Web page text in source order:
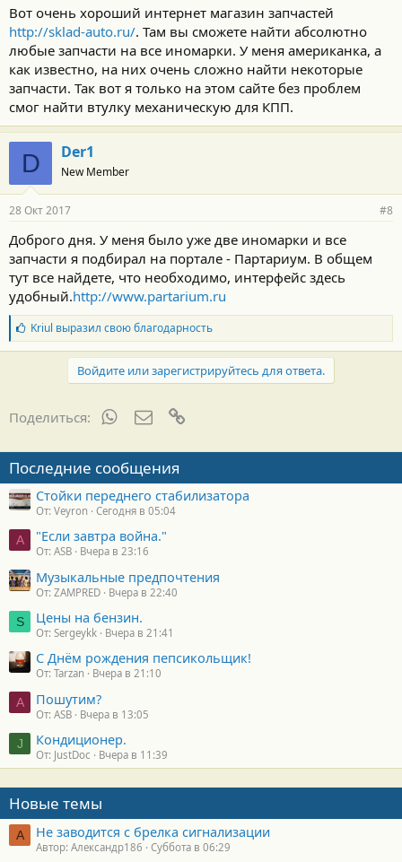
Вот очень хороший интернет магазин запчастей
http://sklad-auto.ru/. Там вы сможете найти абсолютно
любые запчасти на все иномарки. У меня американка, а
как известно, на них очень сложно найти некоторые
запчасти. Так вот я только на этом сайте без проблем
смог найти втулку механическую для КПП.
D Der1
New Member
28 Окт 2017 #8
Доброго дня. У меня было уже две иномарки и все
запчасти я подбирал на портале - Партариум. В общем
тут все найдете, что необходимо, интерфейс здесь
удобный.http://www.partarium.ru
Б
л
а
а
р
о
с
т
и
:
Kriul выразил свою благодарность
Войдите или зарегистрируйтесь для ответа.
Поделиться: WhatsAppЭлектронная почта
Последние сообщения
Стойки переднего стабилизатора
От: Veyron Сегодня в 05:04
A "Если завтра война."
От: ASB Вчера в 23:16
Музыкальные предпочтения
От: ZAMPRED Вчера в 22:40
S Цены на бензин.
От: Sergeykk Вчера в 21:41
С Днём рождения пепсикольщик!
От: Tarzan Вчера в 21:10
A Пошутим?
От: ASB Вчера в 13:05
J Кондиционер.
От: JustDoc Вчера в 11:39
Новые темы
А Не заводится с брелка сигнализации
Автор: Александр186 Суббота в 06:29